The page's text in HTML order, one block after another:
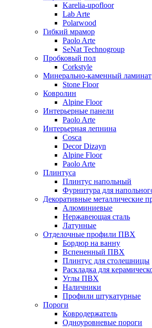
Karelia-upofloor
Lab Arte
Polarwood
Гибкий мрамор
Paolo Arte
SeNat Technogroup
Пробковый пол
Corkstyle
Минерально-каменный ламинат
Stone Floor
Ковролин
Alpine Floor
Интерьерные панели
Paolo Arte
Интерьерная лепнина
Cosca
Decor Dizayn
Alpine Floor
Paolo Arte
Плинтуса
Плинтус напольный
Фурнитура для
Декоративные металлические
Алюминиевые
Нержавеющая сталь
Латунные
Отделочные профили ПВХ
Бордюр на ванну
Вспененный ПВХ
Плинтус для столешницы
Раскладка для
Углы ПВХ
Наличники
Профили штукатурные
Пороги
Ковродержатель
Одноуровневые пороги